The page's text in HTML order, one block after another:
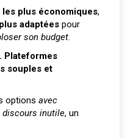
les plus économiques,
adaptées pour
son budget
. Plateformes
souples et
optionsavec
discours inutile, un